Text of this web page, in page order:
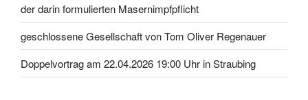
der darin formulierten Masernimpfpflicht
geschlossene Gesellschaft von Tom Oliver Regenauer
Doppelvortrag am 22.04.2026 19:00 Uhr in Straubing